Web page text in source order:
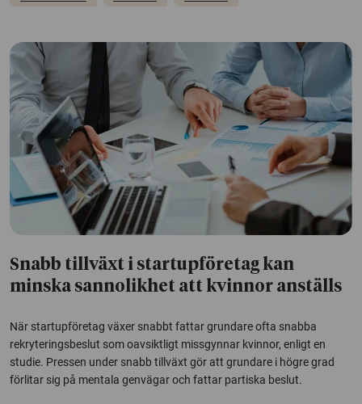
Snabb tillväxt i startupföretag kan
minska sannolikhet att kvinnor anställs
När startupföretag växer snabbt fattar grundare ofta snabba
rekryteringsbeslut som oavsiktligt missgynnar kvinnor, enligt en
studie. Pressen under snabb tillväxt gör att grundare i högre grad
förlitar sig på mentala genvägar och fattar partiska beslut.